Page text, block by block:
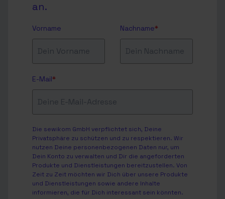
an.
Vorname Nachname*
E-Mail*
Die sewikom GmbH verpflichtet sich, Deine
Privatsphäre zu schützen und zu respektieren. Wir
nutzen Deine personenbezogenen Daten nur, um
Dein Konto zu verwalten und Dir die angeforderten
Produkte und Dienstleistungen bereitzustellen. Von
Zeit zu Zeit möchten wir Dich über unsere Produkte
und Dienstleistungen sowie andere Inhalte
informieren, die für Dich interessant sein könnten.